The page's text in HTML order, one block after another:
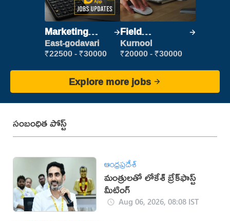
Marketing
Executive
East-godavari
₹22500 - ₹30000
Field
Marketing
Executive
Kurnool
₹20000 - ₹30000
Explore more jobs
సంబంధిత పోస్ట్
ఆంధ్రప్రదేశ్
మంత్రులతో లోకేశ్ బ్రేక్‌ఫాస్ట్
మీటింగ్
Aug 06, 2026, 08:08 IST